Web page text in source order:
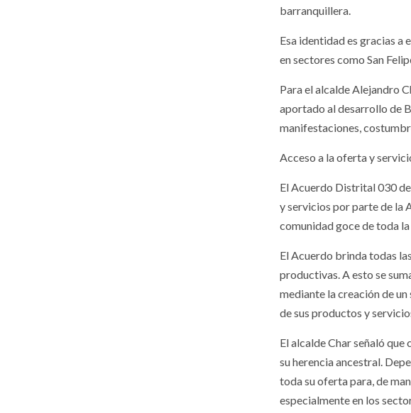
barranquillera.
Esa identidad es gracias a
en sectores como San
Para el alcalde Alejandro
aportado al desarrollo de
manifestaciones,
Acceso a la oferta y
El Acuerdo Distrital 030
y servicios por parte de la
comunidad goce de toda
El Acuerdo brinda todas
productivas. A esto se
mediante la creación de
de sus productos y
El alcalde Char señaló
su herencia ancestral.
toda su oferta para, de
especialmente en los